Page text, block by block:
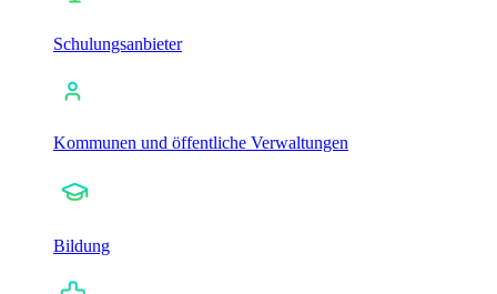
Schulungsanbieter
Kommunen und öffentliche Verwaltungen
Bildung